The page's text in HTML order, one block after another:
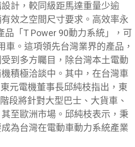
計，較同級距馬達重量少逾
效之空間尺寸要求。高效率永
「T Power 90動力系統」，可
。這項領先台灣業界的產品，
到多方矚目，除台灣本土電動
積極洽談中。其中，在台灣車
元電機董事長邱純枝指出，東
段將針對大型巴士、大貨車、
至歐洲市場。邱純枝表示，秉
為台灣在電動車動力系統產業